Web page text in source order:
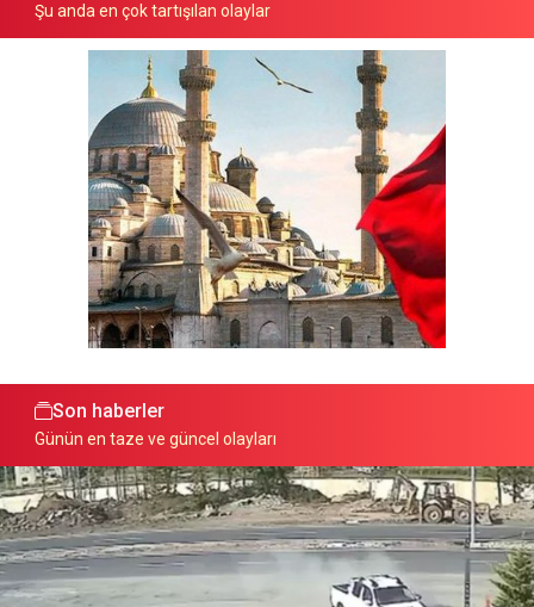
Şu anda en çok tartışılan olaylar
Son haberler
Günün en taze ve güncel olayları